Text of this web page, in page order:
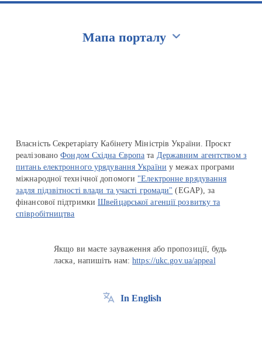
Мапа порталу
Власність Секретаріату Кабінету Міністрів України. Проєкт
реалізованоФондом Східна Європа та Державним агентством з
питань електронного урядування України у межах програми
міжнародної технічної допомоги "Електронне врядування
задля підзвітності влади та участі громади" (EGAP), за
фінансової підтримкиШвейцарської агенції розвитку та
співробітництва
Якщо ви маєте зауваження або пропозиції, будь
ласка, напишіть нам:https://ukc.gov.ua/appeal
In English